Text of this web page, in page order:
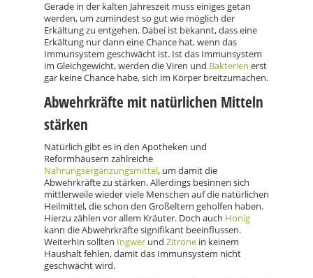
Gerade in der kalten Jahreszeit muss einiges getan
werden, um zumindest so gut wie möglich der
Erkältung zu entgehen. Dabei ist bekannt, dass eine
Erkältung nur dann eine Chance hat, wenn das
Immunsystem geschwächt ist. Ist das Immunsystem
im Gleichgewicht, werden die Viren und Bakterien erst
gar keine Chance habe, sich im Körper breitzumachen.
Abwehrkräfte mit natürlichen Mitteln
stärken
Natürlich gibt es in den Apotheken und
Reformhäusern zahlreiche
Nahrungsergänzungsmittel, um damit die
Abwehrkräfte zu stärken. Allerdings besinnen sich
mittlerweile wieder viele Menschen auf die natürlichen
Heilmittel, die schon den Großeltern geholfen haben.
Hierzu zählen vor allem Kräuter. Doch auch Honig
kann die Abwehrkräfte signifikant beeinflussen.
Weiterhin sollten Ingwer und Zitrone in keinem
Haushalt fehlen, damit das Immunsystem nicht
geschwächt wird.